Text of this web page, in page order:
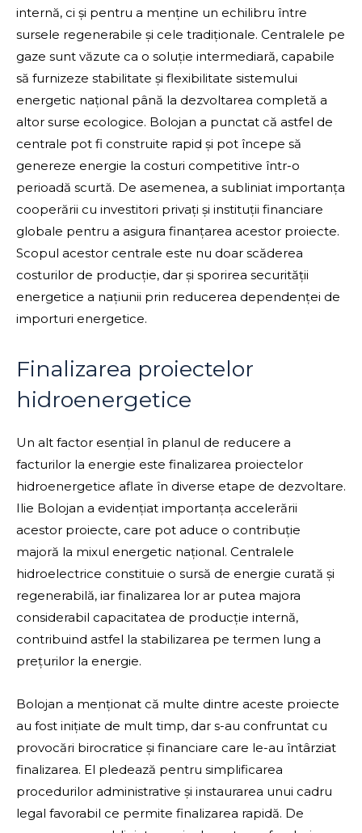
internă, ci și pentru a menține un echilibru între
sursele regenerabile și cele tradiționale. Centralele pe
gaze sunt văzute ca o soluție intermediară, capabile
să furnizeze stabilitate și flexibilitate sistemului
energetic național până la dezvoltarea completă a
altor surse ecologice. Bolojan a punctat că astfel de
centrale pot fi construite rapid și pot începe să
genereze energie la costuri competitive într-o
perioadă scurtă. De asemenea, a subliniat importanța
cooperării cu investitori privați și instituții financiare
globale pentru a asigura finanțarea acestor proiecte.
Scopul acestor centrale este nu doar scăderea
costurilor de producție, dar și sporirea securității
energetice a națiunii prin reducerea dependenței de
importuri energetice.
Finalizarea proiectelor
hidroenergetice
Un alt factor esențial în planul de reducere a
facturilor la energie este finalizarea proiectelor
hidroenergetice aflate în diverse etape de dezvoltare.
Ilie Bolojan a evidențiat importanța accelerării
acestor proiecte, care pot aduce o contribuție
majoră la mixul energetic național. Centralele
hidroelectrice constituie o sursă de energie curată și
regenerabilă, iar finalizarea lor ar putea majora
considerabil capacitatea de producție internă,
contribuind astfel la stabilizarea pe termen lung a
prețurilor la energie.
Bolojan a menționat că multe dintre aceste proiecte
au fost inițiate de mult timp, dar s-au confruntat cu
provocări birocratice și financiare care le-au întârziat
finalizarea. El pledează pentru simplificarea
procedurilor administrative și instaurarea unui cadru
legal favorabil ce permite finalizarea rapidă. De